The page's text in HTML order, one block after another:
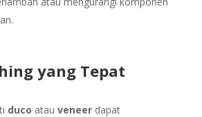
yang Tepat
duco atau veneerdapat